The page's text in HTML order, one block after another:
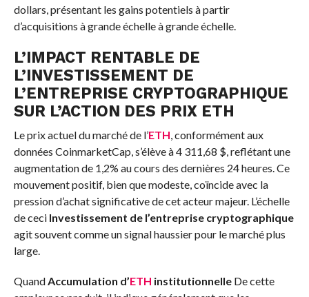
dollars, présentant les gains potentiels à partir
d’acquisitions à grande échelle à grande échelle.
L’IMPACT RENTABLE DE
L’INVESTISSEMENT DE
L’ENTREPRISE CRYPTOGRAPHIQUE
SUR L’ACTION DES PRIX ETH
Le prix actuel du marché de l’ETH , conformément aux
données CoinmarketCap, s’élève à 4 311,68 $, reflétant une
augmentation de 1,2% au cours des dernières 24 heures. Ce
mouvement positif, bien que modeste, coïncide avec la
pression d’achat significative de cet acteur majeur. L’échelle
de ceci Investissement de l’entreprise cryptographique
agit souvent comme un signal haussier pour le marché plus
large.
Quand Accumulation d’ETH institutionnelleDe cette